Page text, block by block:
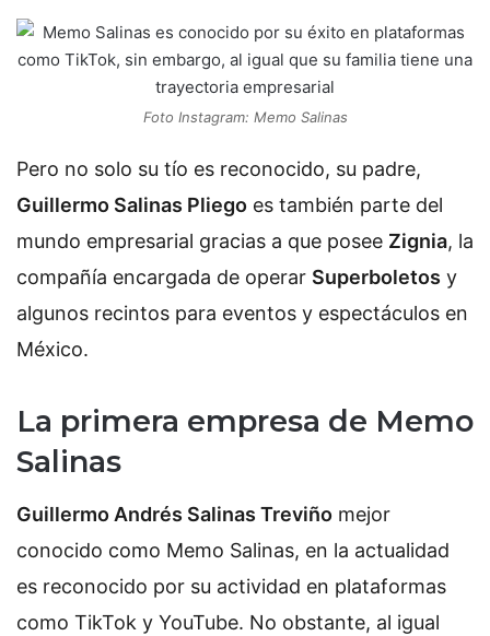
Foto Instagram: Memo Salinas
Pero no solo su tío es reconocido, su padre,
Guillermo Salinas Pliego es también parte del
mundo empresarial gracias a que posee Zignia, la
compañía encargada de operar Superboletos y
algunos recintos para eventos y espectáculos en
México.
La primera empresa de Memo
Salinas
Guillermo Andrés Salinas Treviño mejor
conocido como Memo Salinas, en la actualidad
es reconocido por su actividad en plataformas
como TikTok y YouTube. No obstante, al igual